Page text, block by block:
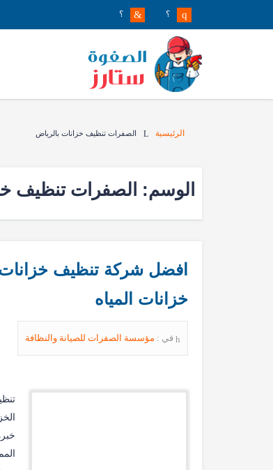
؟
الرئيسية الصفرات تنظيف خزانات بالرياض
الوسم: الصفرات تنظيف
خزانات المياه
في : مؤسسة الصفرات للصيانة والنظافة